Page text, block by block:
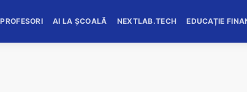
PROFESORI AI LA ȘCOALĂ NEXTLAB.TECH EDUCAȚIE